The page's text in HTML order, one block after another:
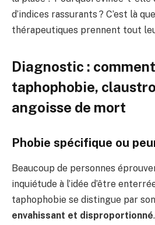
d’indices rassurants ? C’est là
thérapeutiques prennent tout
Diagnostic :
taphophobie,
angoisse de mort
Phobie spécifique ou
Beaucoup de personnes
inquiétude à l’idée d’être
taphophobie se distingue par son
envahissant et disproportionné